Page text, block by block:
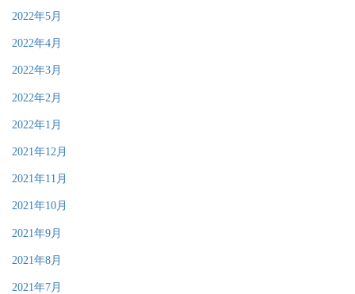
2022年5月
2022年4月
2022年3月
2022年2月
2022年1月
2021年12月
2021年11月
2021年10月
2021年9月
2021年8月
2021年7月